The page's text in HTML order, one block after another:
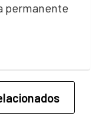
permanente